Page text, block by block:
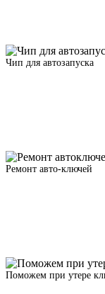
Чип для автозапуска
Ремонт авто-ключей
Поможем при утере